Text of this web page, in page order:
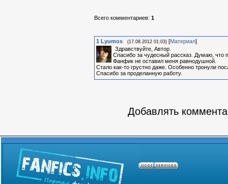
Всего комментариев: 1
1 Lyumos (17.08.2012 01:03) [Материал]
Здравствуйте, Автор.
Спасибо за чудесный рассказ. Думаю, что
Фанфик не оставил меня равнодушной.
Стало как-то грустно даже. Особенно тронули
Спасибо за проделанную работу.
Добавлять